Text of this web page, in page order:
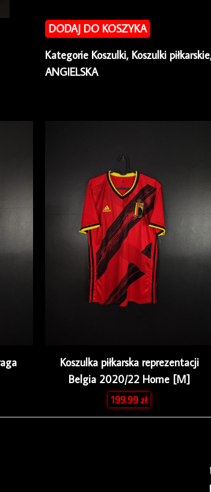
piłkarska
Manchester
United
2010/11
DODAJ DO KOSZYKA
Kategorie Koszulki, Koszulki piłkarskie
ANGIELSKA
Koszulka piłkarska reprezentacji
Belgia 2020/22 Home [M]
199.99zł